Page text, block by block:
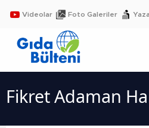
Videolar Foto Galeriler
Fikret Adaman